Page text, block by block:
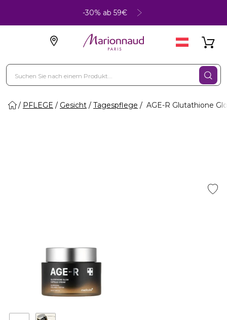
-30% ab 59€
PFLEGE Gesicht Tagespflege AGE-R Glutathione